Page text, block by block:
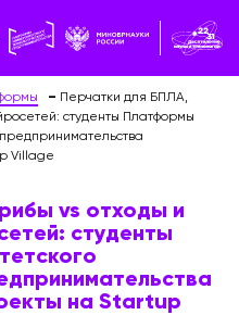
Перчатки для БПЛА,
студенты Платформы
предпринимательства
Village
vs отходы и
студенты
на Startup